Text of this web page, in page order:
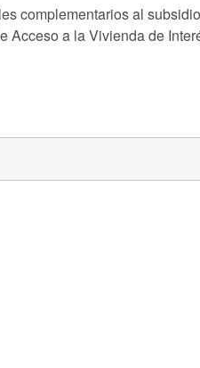
complementarios al
Acceso a la Vivienda de